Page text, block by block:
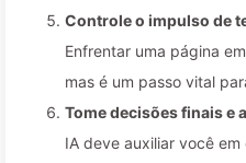
Controle o impulso de
Enfrentar uma página
mas é um passo vital
Tome decisões finais e
IA deve auxiliar você